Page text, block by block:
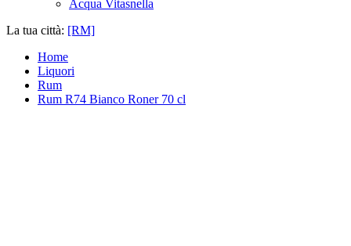
Acqua Vitasnella
La tua città: [RM]
Home
Liquori
Rum
Rum R74 Bianco Roner 70 cl